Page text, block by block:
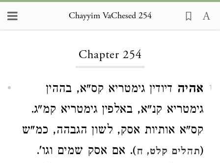
Chayyim VaChesed 254
Chapter 254
1 אהיה דיודין גימטריא קס"א, בההין
גימטריא קנ"א, באלפין גימטריא קמ"ג.
קס"א אותיות אסק, לשון הגבהה, כמ"ש
(תהלים קלט, ח). אם אסק שמים וגו'.